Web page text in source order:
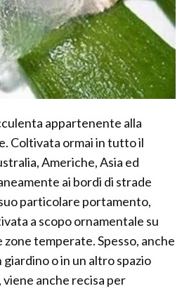
appartenente alla
Coltivata ormai in tutto il
Americhe, Asia ed
ai bordi di strade
particolare portamento,
a scopo ornamentale su
temperate. Spesso, anche
o in un altro spazio
anche recisa per